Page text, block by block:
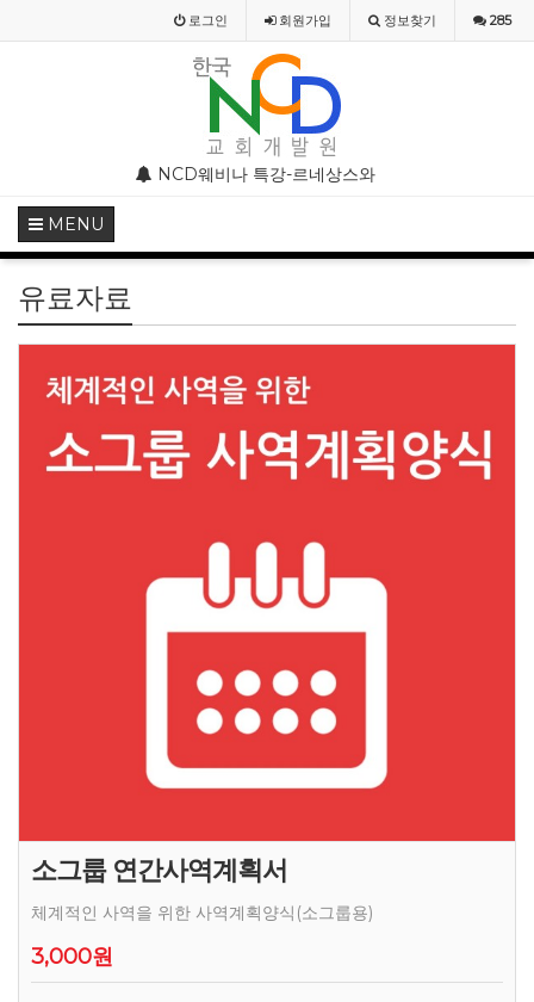
로그인 회원가입 정보찾기 285
NCD웨비나 특강-르네상스와 종교개혁기의 기독교미술
MENU
유료자료
소그룹 연간사역계획서
체계적인 사역을 위한 사역계획양식(소그룹용)
3,000원